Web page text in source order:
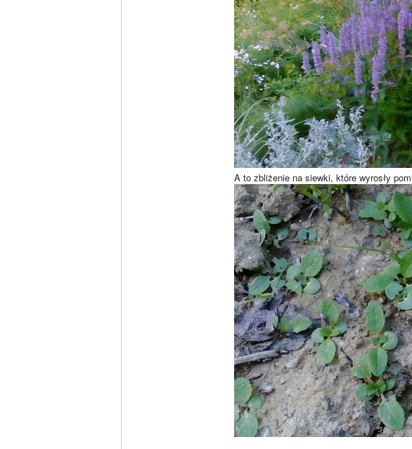
A to zbliżenie na siewki, które wyrosły